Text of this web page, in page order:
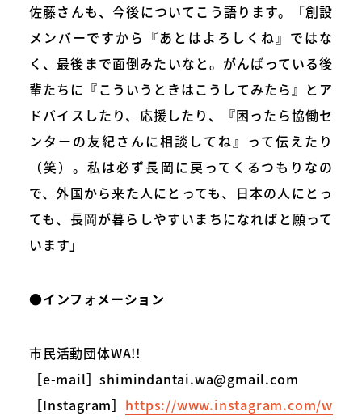
佐藤さんも、今後についてこう語ります。「創設
メンバーですから『あとはよろしくね』ではな
く、最後まで面倒みたいなと。がんばっている後
輩たちに『こういうときはこうしてみたら』とア
ドバイスしたり、応援したり、『困ったら協働セ
ンターの友紀さんに相談してね』って伝えたり
（笑）。私は必ず長岡に戻ってくるつもりなの
で、外国から来た人にとっても、日本の人にとっ
ても、長岡が暮らしやすいまちになればと願って
います」
●インフォメーション
市民活動団体WA!!
［e-mail］shimindantai.wa@gmail.com
［Instagram］ https://www.instagram.com/w